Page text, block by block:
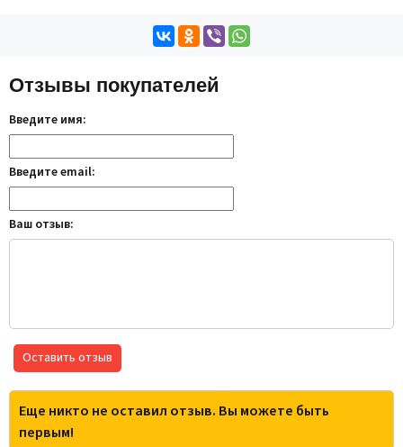
Отзывы покупателей
Введите имя:
Введите email:
Ваш отзыв:
Оставить отзыв
Еще никто не оставил отзыв. Вы можете быть
первым!